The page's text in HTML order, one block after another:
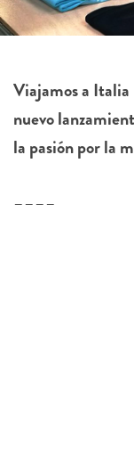
Viajamos a
nuevo
la pasión por la
––––